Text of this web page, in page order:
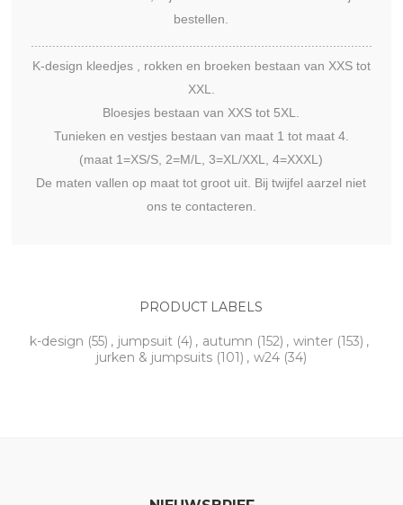
bestellen.
K-design kleedjes , rokken en broeken bestaan van XXS tot
XXL.
Bloesjes bestaan van XXS tot 5XL.
Tunieken en vestjes bestaan van maat 1 tot maat 4.
(maat 1=XS/S, 2=M/L, 3=XL/XXL, 4=XXXL)
De maten vallen op maat tot groot uit. Bij twijfel aarzel niet
ons te contacteren.
PRODUCT LABELS
k-design (55) , jumpsuit (4) , autumn (152) , winter (153) ,
jurken & jumpsuits (101) , w24 (34)